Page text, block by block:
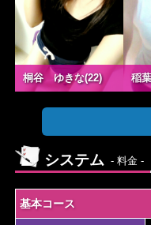
桐谷 ゆきな(22) 稲
システム - 料金 -
基本コース